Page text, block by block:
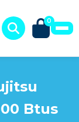
0
Btus